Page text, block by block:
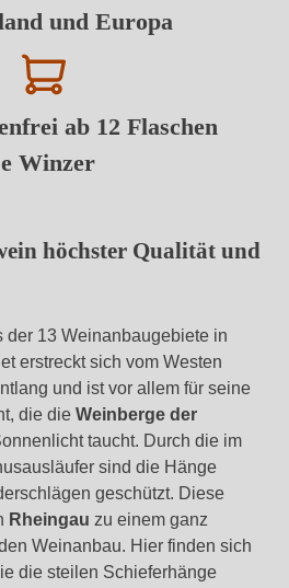
und Europa
ab 12 Flaschen
Winzer
höchster Qualität und
der 13 Weinanbaugebiete in
erstreckt sich vom Westen
und ist vor allem für seine
die die Weinberge der
taucht. Durch die im
sind die Hänge
geschützt. Diese
Rheingau zu einem ganz
Weinanbau. Hier finden sich
die steilen Schieferhänge